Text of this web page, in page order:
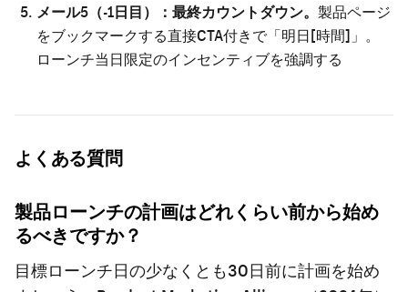
メール5（-1日目）：最終カウントダウン。 製品ページ
をブックマークする直接CTA付きで「明日[時間]」。
ローンチ当日限定のインセンティブを強調する
よくある質問
製品ローンチの計画はどれくらい前から始め
るべきですか？
目標ローンチ日の少なくとも30日前に計画を始め